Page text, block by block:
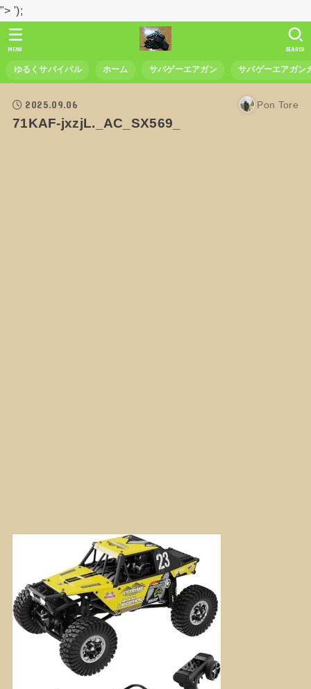
"> ');
ゆるくサバイバル ホーム サバゲーエアガン サバゲーエアガン
SEARCH
MENU
2025.09.06 Pon Tore
71KAF-jxzjL._AC_SX569_